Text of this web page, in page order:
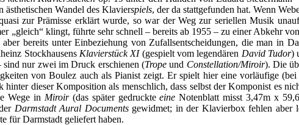
ästhetischen Wandel des Klavierspiels, der da stattgefunden hat. Wenn
zur Prämisse erklärt wurde, so war der Weg zur seriellen Musik
„gleich“ klingt, führte sehr schnell – bereits ab 1955 – zu einer Abkehr
bereits unter Einbeziehung von Zufallsentscheidungen, die man in
Stockhausens Klavierstück XI (gespielt vom legendären David Tudor)
sind nur zwei im Druck erschienen (Tropeund Constellation/Miroir). Die
von Boulez auch als Pianist zeigt. Er spielt hier eine vorläufige
dieser Komposition als menschlich, dass selbst der Komponist es
Wege in Miroir (das später gedruckteeineNotenblatt misst 3,47m x
Darmstadt Aural Documentsgewidmet; in der Klavierbox fehlen aber
für Darmstadt geliefert haben.